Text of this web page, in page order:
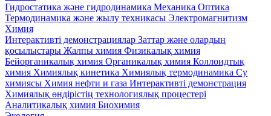
Гидростатика және гидродинамика Механика Оптика
Термодинамика және жылу техникасы Электромагнитизм
Химия
Интерактивті демонстрациялар Заттар және олардың
қосылыстары Жалпы химия Физикалық химия
Бейорганикалық химия Органикалық химия Коллоидтық
химия Химиялық кинетика Химиялық термодинамика Су
химиясы Химия нефти и газа Интерактивті демонстрация
Химиялық өндірістің технологиялық процестері
Аналитикалық химия Биохимия